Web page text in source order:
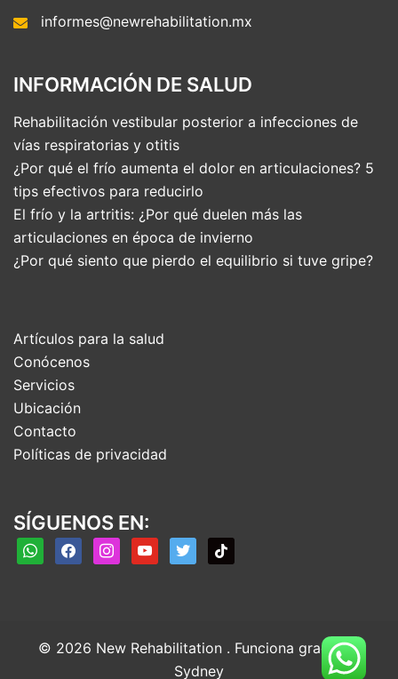
informes@newrehabilitation.mx
INFORMACIÓN DE SALUD
Rehabilitación vestibular posterior a infecciones de
vías respiratorias y otitis
¿Por qué el frío aumenta el dolor en articulaciones? 5
tips efectivos para reducirlo
El frío y la artritis: ¿Por qué duelen más las
articulaciones en época de invierno
¿Por qué siento que pierdo el equilibrio si tuve gripe?
Artículos para la salud
Conócenos
Servicios
Ubicación
Contacto
Políticas de privacidad
SÍGUENOS EN:
© 2026 New Rehabilitation . Funciona gracias a
Sydney